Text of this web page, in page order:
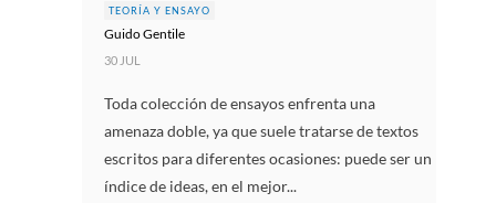
TEORÍA Y ENSAYO
Guido Gentile
30 JUL
Toda colección de ensayos enfrenta una
amenaza doble, ya que suele tratarse de textos
escritos para diferentes ocasiones: puede ser un
índice de ideas, en el mejor...